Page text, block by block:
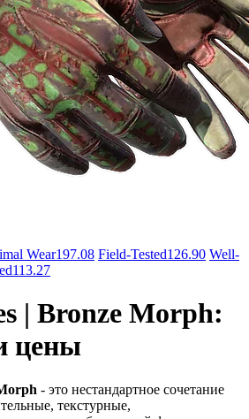
Wear197.08 Field-Tested126.90 Well-
113.27
| Bronze Morph:
цены
- это нестандартное сочетание
текстурные,